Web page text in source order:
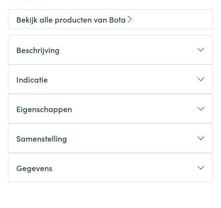
Bekijk alle producten van Bota
Beschrijving
Indicatie
Eigenschappen
Stevig elastisch (3D) breiwerk met 4 volle lumbale
baleinen in de rug en 2 zijdelingse baleinen
breistructuur
Samenstelling
Gegevens